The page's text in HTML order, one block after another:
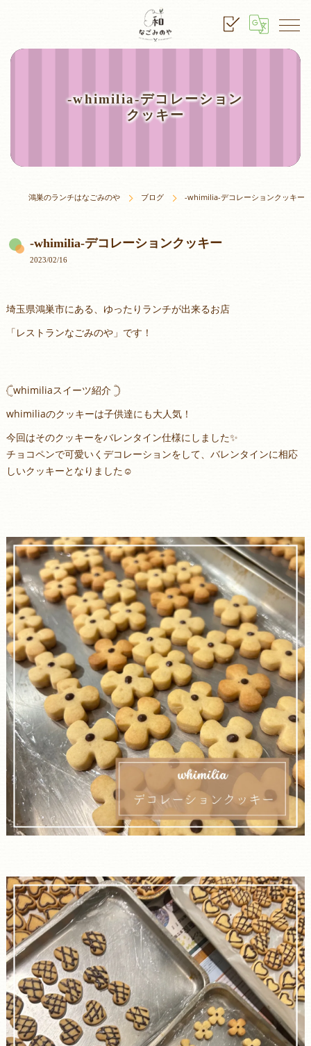
-whimilia-デコレーション
クッキー
鴻巣のランチはなごみのや ブログ -whimilia-デコレーションクッキー
-whimilia-デコレーションクッキー
2023/02/16
埼玉県鴻巣市にある、ゆったりランチが出来るお店
「レストランなごみのや」です！
𓊆whimiliaスイーツ紹介 𓊇⁣
whimiliaのクッキーは子供達にも大人気！
今回はそのクッキーをバレンタイン仕様にしました✨
チョコペンで可愛いくデコレーションをして、バレンタインに相応
しいクッキーとなりました☺️